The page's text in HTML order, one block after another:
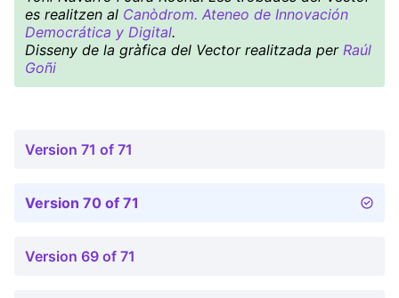
es realitzen al Canòdrom. Ateneo de Innovación
Democrática y Digital.
Disseny de la gràfica del Vector realitzada per Raúl
Goñi
Version 71 of 71
Version 70 of 71
Version 69 of 71